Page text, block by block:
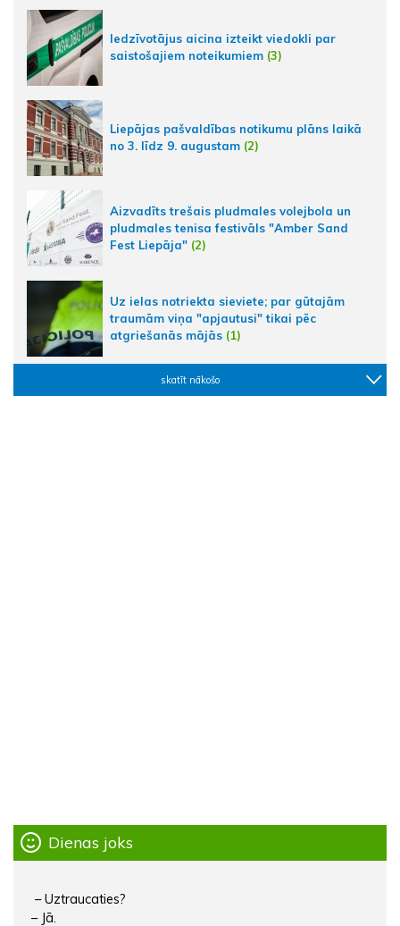
Iedzīvotājus aicina izteikt viedokli par
saistošajiem noteikumiem (3)
Liepājas pašvaldības notikumu plāns laikā
no 3. līdz 9. augustam (2)
Aizvadīts trešais pludmales volejbola un
pludmales tenisa festivāls "Amber Sand
Fest Liepāja" (2)
Uz ielas notriekta sieviete; par gūtajām
traumām viņa "apjautusi" tikai pēc
atgriešanās mājās (1)
skatīt nākošo
Dienas joks
– Uztraucaties?
– Jā.